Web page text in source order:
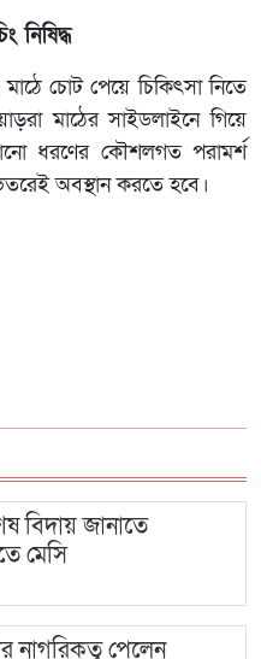
নিষিদ্ধ
চোট পেয়ে চিকিৎসা নিতে
মাঠের সাইডলাইনে গিয়ে
ধরণের কৌশলগত পরামর্শ
অবস্থান করতে হবে।
বিদায় জানাতে
মেসি
নাগরিকত্ব পেলেন